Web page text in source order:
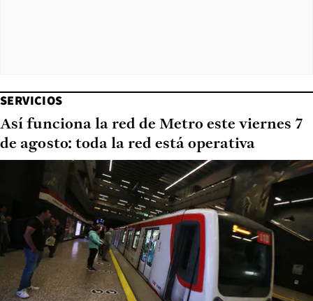
SERVICIOS
Así funciona la red de Metro este viernes 7
de agosto: toda la red está operativa